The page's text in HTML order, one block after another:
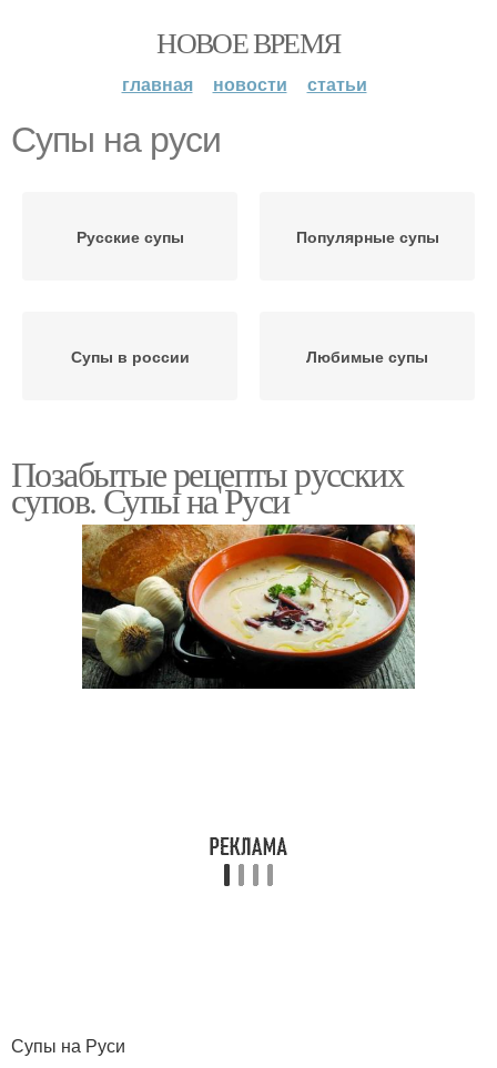
НОВОЕ ВРЕМЯ
главная новости статьи
Супы на руси
Русские супы Популярные супы
Супы в россии Любимые супы
Позабытые рецепты русских
супов. Супы на Руси
Супы на Руси